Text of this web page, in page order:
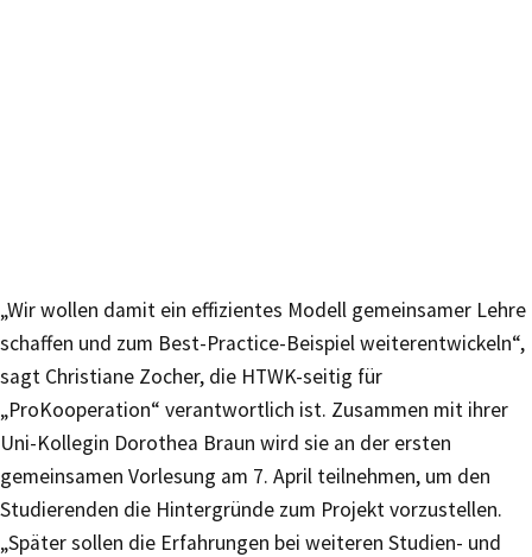
„Wir wollen damit ein effizientes Modell gemeinsamer Lehre
schaffen und zum Best-Practice-Beispiel weiterentwickeln“,
sagt Christiane Zocher, die HTWK-seitig für
„ProKooperation“ verantwortlich ist. Zusammen mit ihrer
Uni-Kollegin Dorothea Braun wird sie an der ersten
gemeinsamen Vorlesung am 7. April teilnehmen, um den
Studierenden die Hintergründe zum Projekt vorzustellen.
„Später sollen die Erfahrungen bei weiteren Studien- und